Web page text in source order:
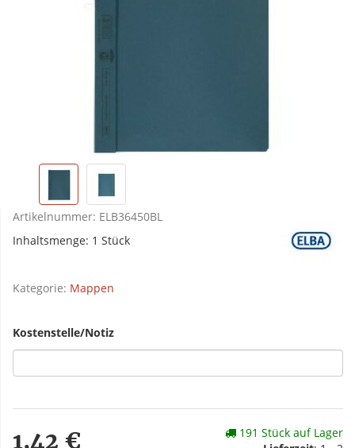
Artikelnummer: ELB36450BL
Inhaltsmenge: 1 Stück
Kategorie: Mappen
Kostenstelle/Notiz
1,42 €
191 Stück auf Lager